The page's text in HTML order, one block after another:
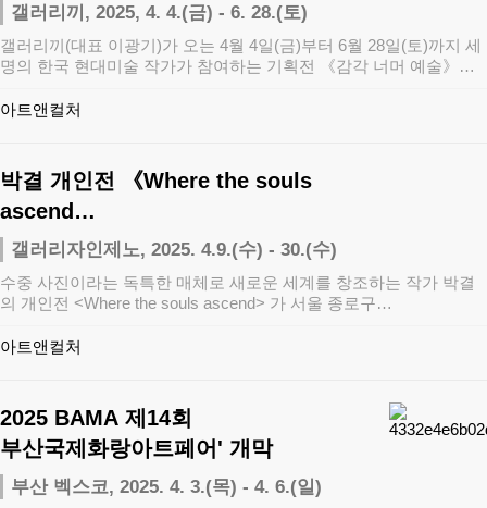
갤러리끼, 2025, 4. 4.(금) - 6. 28.(토)
갤러리끼(대표 이광기)가 오는 4월 4일(금)부터 6월 28일(토)까지 세
명의 한국 현대미술 작가가 참여하는 기획전 《감각 너머 예술》을
아트앤컬처
박결 개인전 《Where the souls
ascend…
갤러리자인제노, 2025. 4.9.(수) - 30.(수)
수중 사진이라는 독특한 매체로 새로운 세계를 창조하는 작가 박결
의 개인전 <Where the souls ascend> 가 서울 종로구…
아트앤컬처
2025 BAMA 제14회
부산국제화랑아트페어' 개막
부산 벡스코, 2025. 4. 3.(목) - 4. 6.(일)